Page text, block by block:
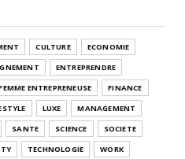
CULTURE
ECONOMIE
ENTREPRENDRE
ENTREPRENEUSE
FINANCE
LUXE
MANAGEMENT
SANTE SCIENCE
SOCIETE
TECHNOLOGIE
WORK